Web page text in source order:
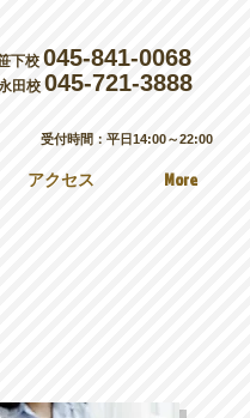
田校 045‐721‐3888
下校 045‐841‐0068
受付時間：平日14:00～22:00
アクセス More